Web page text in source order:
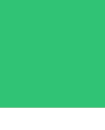
أرسل المال عبر